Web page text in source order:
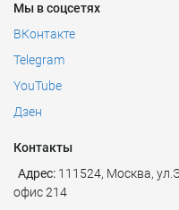
Мы в соцсетях
ВКонтакте
Telegram
YouTube
Дзен
Контакты
Адрес: 111524, Москва,
офис 214